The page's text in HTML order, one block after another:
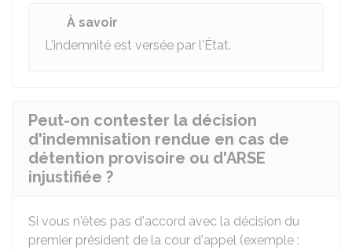
À savoir
L'indemnité est versée par l'État.
Peut-on contester la décision
d'indemnisation rendue en cas de
détention provisoire ou d'ARSE
injustifiée ?
Si vous n'êtes pas d'accord avec la décision du
premier président de la cour d'appel (exemple :